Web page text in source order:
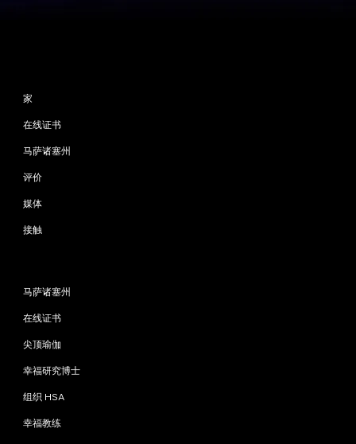
家
在线证书
马萨诸塞州
评价
媒体
接触
马萨诸塞州
在线证书
尖顶瑜伽
幸福研究博士
组织 HSA
幸福教练